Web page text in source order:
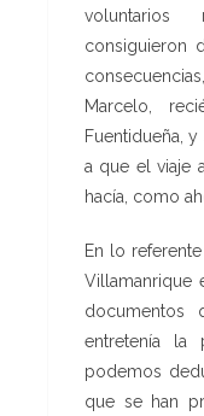
consiguieron
Marcelo,
Fuentidueña,
a que el viaje
hacía, como
En lo
Villamanrique
documentos
entretenía la
podemos
que se han